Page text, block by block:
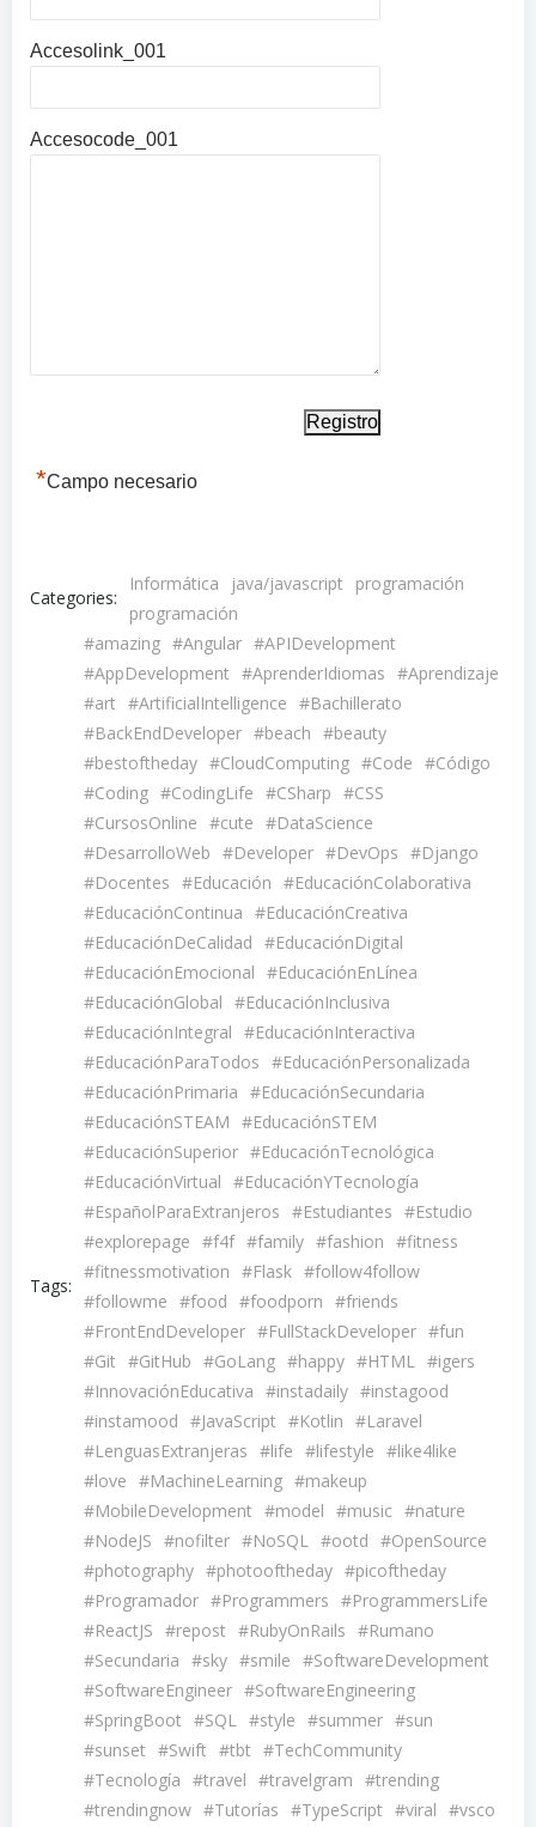
Accesolink_001
Accesocode_001
*Campo necesario
Categories:
Informática java/javascript
programación
programación
Tags:
#amazing #Angular #APIDevelopment
#AppDevelopment #AprenderIdiomas #Aprendizaje
#art #ArtificialIntelligence #Bachillerato
#BackEndDeveloper #beach #beauty
#bestoftheday #CloudComputing #Code #Código
#Coding #CodingLife #CSharp #CSS
#CursosOnline #cute #DataScience
#DesarrolloWeb #Developer #DevOps #Django
#Docentes #Educación #EducaciónColaborativa
#EducaciónContinua #EducaciónCreativa
#EducaciónDeCalidad #EducaciónDigital
#EducaciónEmocional #EducaciónEnLínea
#EducaciónGlobal #EducaciónInclusiva
#EducaciónIntegral #EducaciónInteractiva
#EducaciónParaTodos #EducaciónPersonalizada
#EducaciónPrimaria #EducaciónSecundaria
#EducaciónSTEAM #EducaciónSTEM
#EducaciónSuperior #EducaciónTecnológica
#EducaciónVirtual #EducaciónYTecnología
#EspañolParaExtranjeros #Estudiantes #Estudio
#explorepage #f4f #family #fashion #fitness
#fitnessmotivation #Flask #follow4follow
#followme #food #foodporn #friends
#FrontEndDeveloper #FullStackDeveloper #fun
#Git #GitHub #GoLang #happy #HTML #igers
#InnovaciónEducativa #instadaily #instagood
#instamood #JavaScript #Kotlin #Laravel
#LenguasExtranjeras #life #lifestyle #like4like
#love #MachineLearning #makeup
#MobileDevelopment #model #music #nature
#NodeJS #nofilter #NoSQL #ootd #OpenSource
#photography #photooftheday #picoftheday
#Programador #Programmers #ProgrammersLife
#ReactJS #repost #RubyOnRails #Rumano
#Secundaria #sky #smile #SoftwareDevelopment
#SoftwareEngineer #SoftwareEngineering
#SpringBoot #SQL #style #summer #sun
#sunset #Swift #tbt #TechCommunity
#Tecnología #travel #travelgram #trending
#trendingnow #Tutorías #TypeScript #viral #vsco